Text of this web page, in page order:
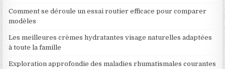
Comment se déroule un essai routier efficace pour comparer
modèles
Les meilleures crèmes hydratantes visage naturelles adaptées
à toute la famille
Exploration approfondie des maladies rhumatismales courantes